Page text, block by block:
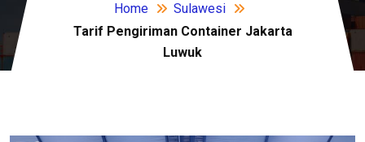
Home
Sulawesi
Tarif Pengiriman Container Jakarta
Luwuk